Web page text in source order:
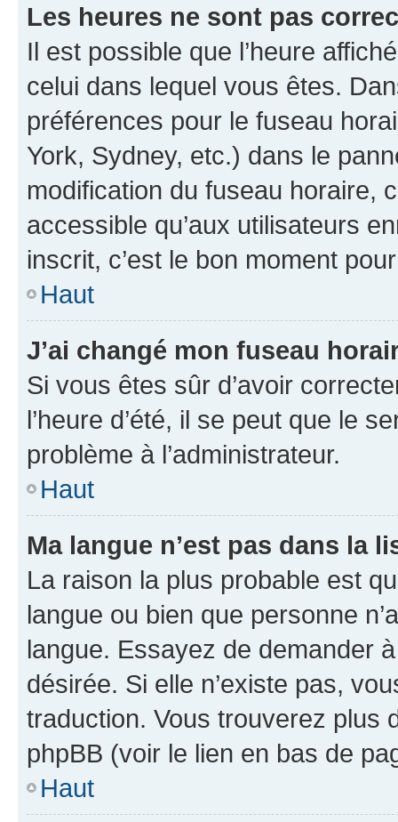
Les heures ne sont pas
Il est possible que l’heure
celui dans lequel vous êtes.
préférences pour le fuseau
York, Sydney, etc.) dans le
modification du fuseau horaire,
accessible qu’aux utilisateurs
inscrit, c’est le bon moment
Haut
J’ai changé mon fuseau
Si vous êtes sûr d’avoir
l’heure d’été, il se peut que le
problème à l’administrateur.
Haut
Ma langue n’est pas dans la
La raison la plus probable est
langue ou bien que personne
langue. Essayez de demander
désirée. Si elle n’existe pas,
traduction. Vous trouverez plus
phpBB (voir le lien en bas de
Haut